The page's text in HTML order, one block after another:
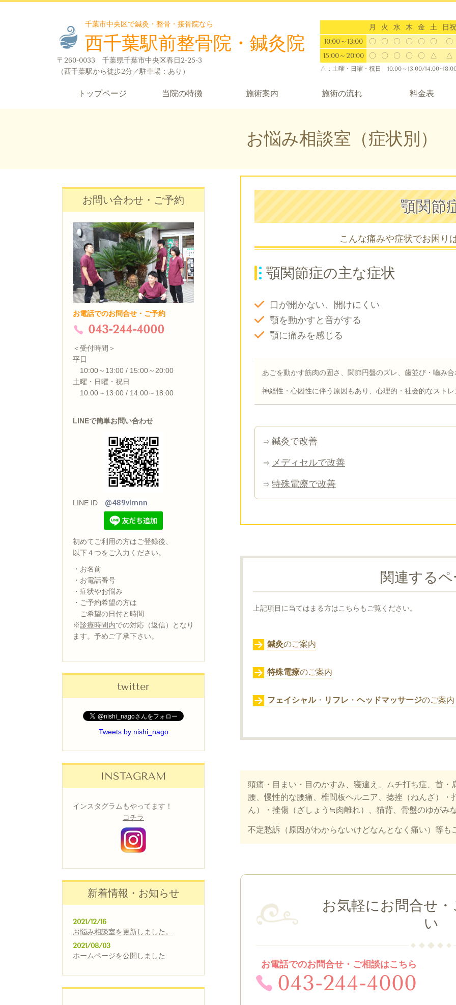
千葉市中央区で鍼灸・整骨・接骨院なら
西千葉駅前整骨院・鍼灸院
〒260-0033 千葉県千葉市中央区春日2-25-3
（西千葉駅から徒歩2分／駐車場：あり）
月 火 水 木 金 土
日祝
10:00～13:00
〇 〇 〇 〇 〇 〇
〇
15:00～20:00
〇 〇 〇 〇 〇 △ △
△： 土曜・日曜・祝日 10:00～13:00/
トップページ 当院の特徴 施術案内 施術の流れ 料金表
お悩み相談室（症状別）
顎関節
こんな痛みや症状でお困り
顎関節症の主な症状
口が開かない、開けにくい
顎を動かすと音がする
顎に痛みを感じる
あごを動かす筋肉の固さ、関節円盤のズレ、歯並び・嚙み
神経性・心因性に伴う原因もあり、心理的・社会的なスト
⇒鍼灸で改善
⇒ メディセルで改善
⇒特殊電療で改善
関連する
上記項目に当てはまる方はこちらもご覧ください。
鍼灸のご案内
特殊電療のご案内
フェイシャル・ リフレ ・ ヘッドマッサージのご案内
頭痛・目まい・目のかすみ、寝違え、ムチ打ち症、首
腰、慢性的な腰痛、椎間板ヘルニア、捻挫（ねんざ）
ん）・挫傷（ざしょう ≒肉離れ）、猫背、骨盤のゆがみ
不定愁訴（原因がわからないけどなんとなく痛い）等も
お気軽にお問合せ
い
お電話でのお問合せ・ご相談はこちら
043-244-4000
お問い合わせ・ご予約
お電話でのお問合せ・ご予約
043-244-4000
＜受付時間＞
平日
10:00～13:00 / 15:00～20:00
土曜・日曜・祝日
10:00～13:00 / 14:00～18:00
LINEで簡単お問い合わせ
LINE ID @489vlmnn
初めてご利用の方はご登録後、
以下４つをご入力ください。
・お名前
・お電話番号
・症状やお悩み
・ご予約希望の方は
ご希望の日付と時間
※診療時間内での対応（返信）となり
ます。予めご了承下さい。
twitter
Tweets by nishi_nago
INSTAGRAM
インスタグラムもやってます！
コチラ
新着情報・お知らせ
2021/12/16
お悩み相談室を更新しました。
2021/08/03
ホームページを公開しました